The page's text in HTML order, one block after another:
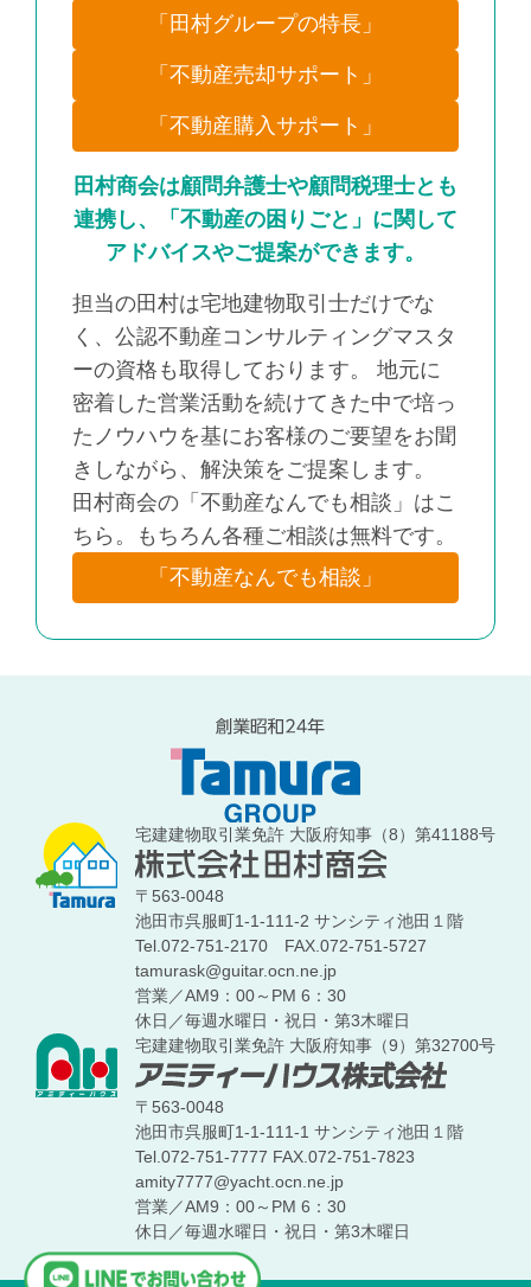
「田村グループの特長」
「不動産売却サポート」
「不動産購入サポート」
田村商会は顧問弁護士や顧問税理士とも
連携し、「不動産の困りごと」に関して
アドバイスやご提案ができます。
担当の田村は宅地建物取引士だけでな
く、公認不動産コンサルティングマスタ
ーの資格も取得しております。 地元に
密着した営業活動を続けてきた中で培っ
たノウハウを基にお客様のご要望をお聞
きしながら、解決策をご提案します。
田村商会の「不動産なんでも相談」はこ
ちら。もちろん各種ご相談は無料です。
「不動産なんでも相談」
宅建建物取引業免許 大阪府知事（8）第41188号
〒563-0048
池田市呉服町1-1-111-2 サンシティ池田１階
Tel.072-751-2170FAX.072-751-5727
tamurask@guitar.ocn.ne.jp
営業／AM9：00～PM 6：30
休日／毎週水曜日・祝日・第3木曜日
宅建建物取引業免許 大阪府知事（9）第32700号
〒563-0048
池田市呉服町1-1-111-1 サンシティ池田１階
Tel.072-751-7777 FAX.072-751-7823
amity7777@yacht.ocn.ne.jp
営業／AM9：00～PM 6：30
休日／毎週水曜日・祝日・第3木曜日